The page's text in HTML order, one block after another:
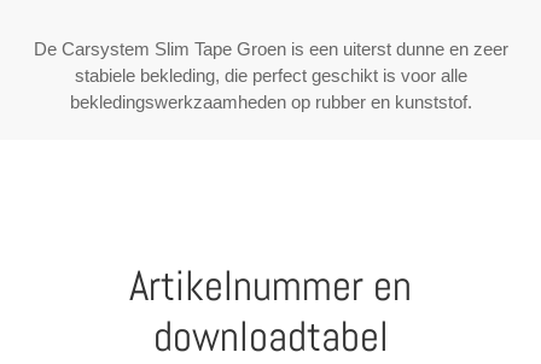
De Carsystem Slim Tape Groen is een uiterst dunne en zeer
stabiele bekleding, die perfect geschikt is voor alle
bekledingswerkzaamheden op rubber en kunststof.
Artikelnummer en
downloadtabel